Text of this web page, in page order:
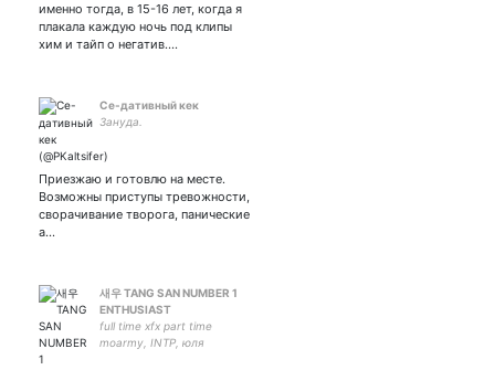
именно тогда, в 15-16 лет, когда я
плакала каждую ночь под клипы
хим и тайп о негатив....
Се-дативный кек
Зануда.
Приезжаю и готовлю на месте.
Возможны приступы тревожности,
сворачивание творога, панические
а…
새우 TANG SAN NUMBER 1
ENTHUSIAST
full time xfx part time
moarmy, INTP, юля